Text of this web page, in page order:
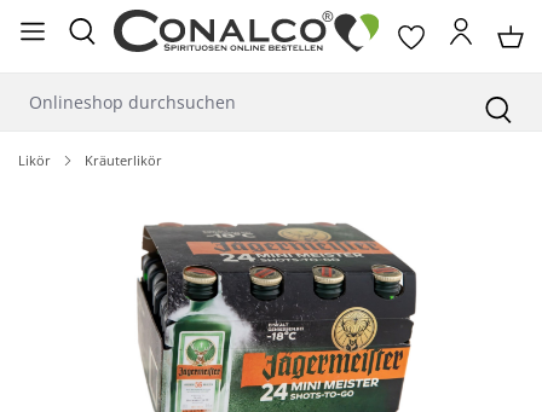
springen
Likör Kräuterlikör